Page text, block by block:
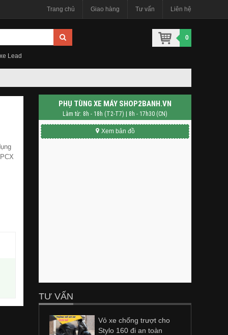
Trang chủ Giao hàng Tư vấn Liên hệ
Lead
0
PHỤ TÙNG XE MÁY SHOP2BANH.VN
Làm từ: 8h - 18h (T2-T7) | 8h - 17h30 (CN)
Xem bản đồ
TƯ VẤN
Vỏ xe chống trượt cho
Stylo 160 đi an toàn